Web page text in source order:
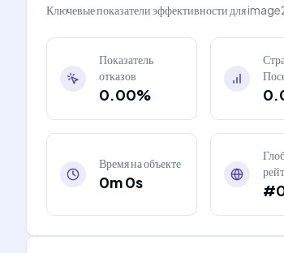
Ключевые показатели эффективности для
Показатель
отказов
0.00%
Время на объекте
0m 0s